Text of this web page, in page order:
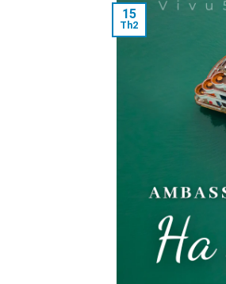
15
Th2